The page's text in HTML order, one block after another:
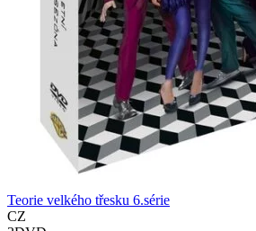
Teorie velkého třesku 6.série
CZ